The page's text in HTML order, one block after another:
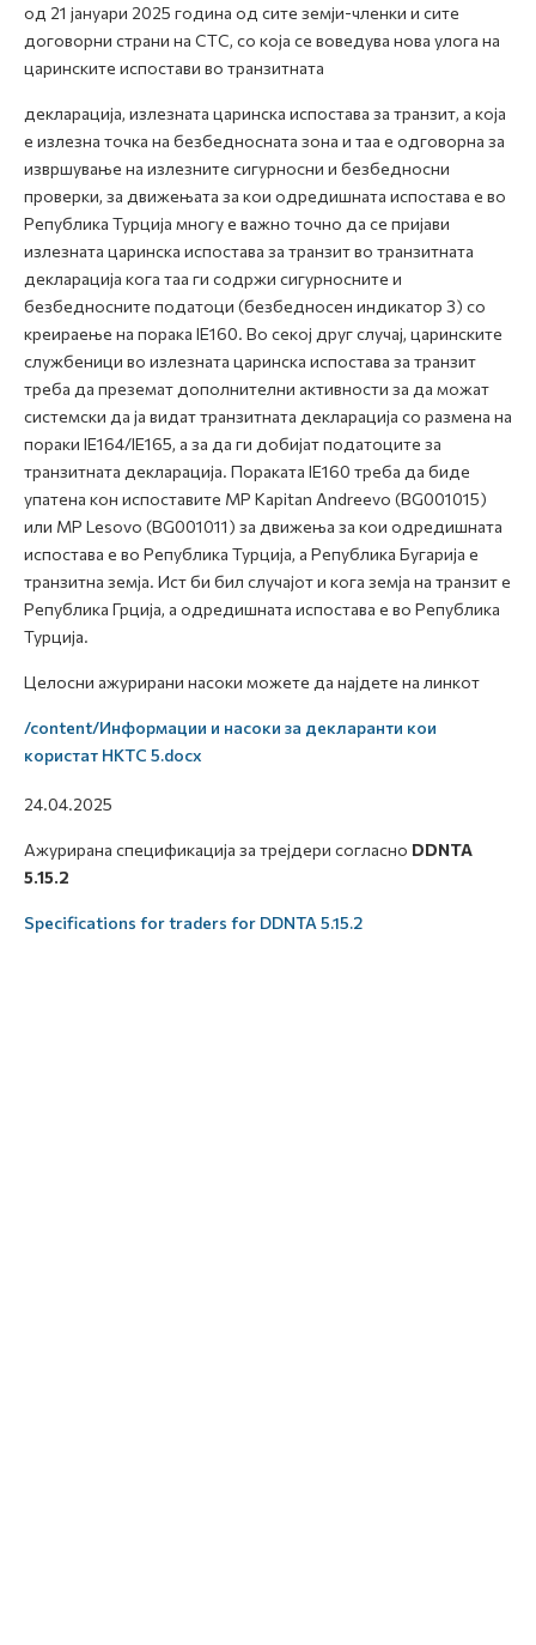
од 21 јануари 2025 година од сите земји-членки и сите
договорни страни на CTC, со која се воведува нова улога на
царинските испостави во транзитната
декларација, излезната царинска испостава за транзит, а која
е излезна точка на безбедносната зона и таа е одговорна за
извршување на излезните сигурносни и безбедносни
проверки, за движењата за кои одредишната испостава е во
Република Турција многу е важно точно да се пријави
излезната царинска испостава за транзит во транзитната
декларација кога таа ги содржи сигурносните и
безбедносните податоци (безбедносен индикатор 3) со
креираење на порака IE160. Во секој друг случај, царинските
службеници во излезната царинска испостава за транзит
треба да преземат дополнителни активности за да можат
системски да ја видат транзитната декларација со размена на
пораки IE164/IE165, а за да ги добијат податоците за
транзитната декларација. Пораката IE160 треба да биде
упатена кон испоставите MP Kapitan Andreevo (BG001015)
или MP Lesovo (BG001011) за движења за кои одредишната
испостaва е во Република Турција, а Република Бугарија е
транзитна земја. Ист би бил случајот и кога земја на транзит е
Република Грција, а одредишната испостава е во Република
Турција.
Целосни ажурирани насоки можете да најдете на линкот
/content/Информации и насоки за декларанти кои
користат НКТС 5.docx
24.04.2025
Ажурирана спецификација за трејдери согласно DDNTA
5.15.2
Specifications for traders for DDNTA 5.15.2